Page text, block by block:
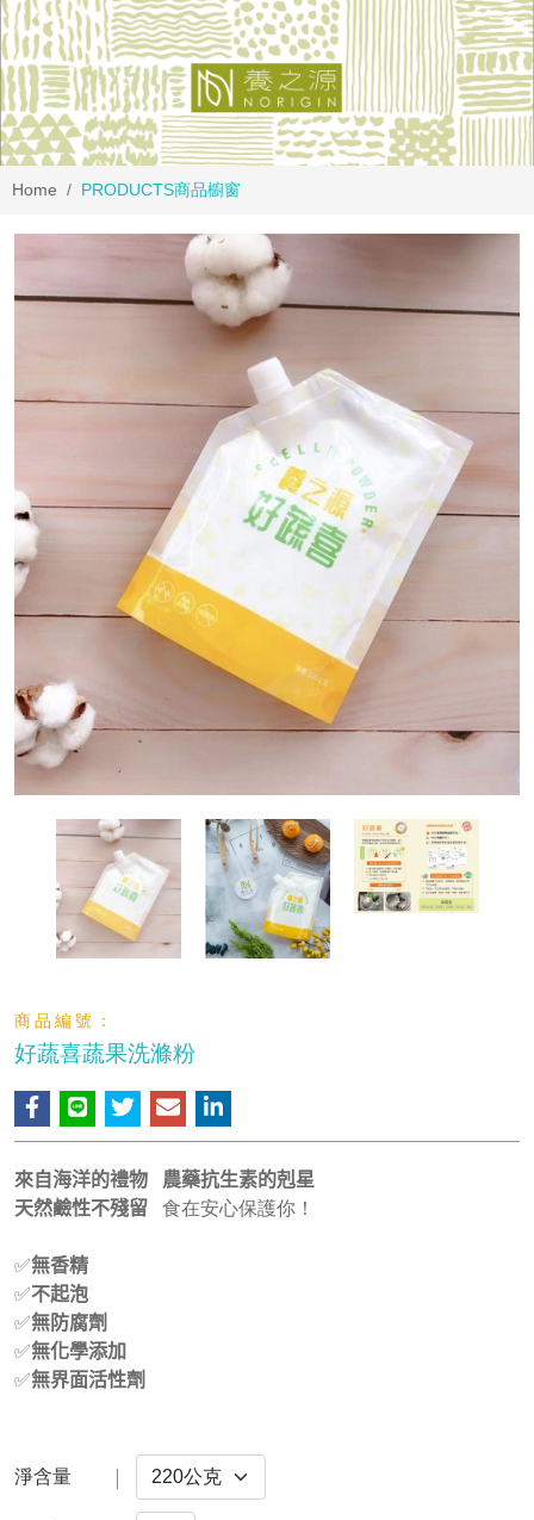
Home PRODUCTS商品櫥窗
商品編號：
好蔬喜蔬果洗滌粉
來自海洋的禮物 農藥抗生素的剋星
天然鹼性不殘留 食在安心保護你！
✅無香精
✅不起泡
✅無防腐劑
✅無化學添加
✅無界面活性劑
淨含量